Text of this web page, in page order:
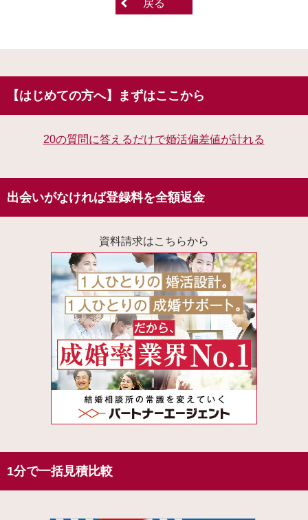
戻る
【はじめての方へ】まずはここから
20の質問に答えるだけで婚活偏差値が計れる
出会いがなければ登録料を全額返金
資料請求はこちらから
1分で一括見積比較